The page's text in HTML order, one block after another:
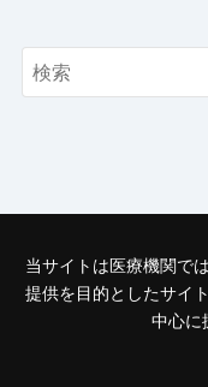
当サイトは医療機関で
提供を目的としたサイ
中心に